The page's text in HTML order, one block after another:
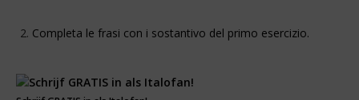
Completa le frasi con i sostantivo del primo esercizio.